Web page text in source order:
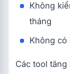
Không
tháng
Không có
Các tool